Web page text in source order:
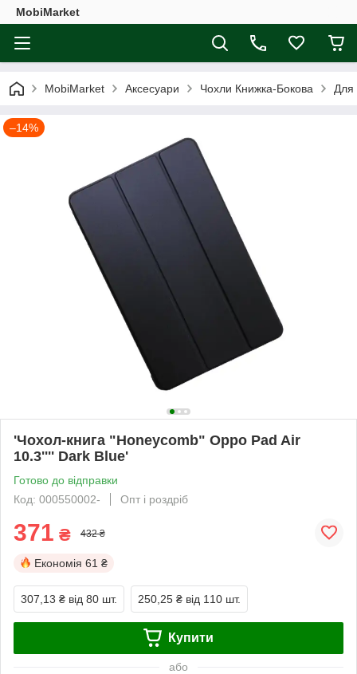
MobiMarket
MobiMarket Аксесуари Чохли Книжка-Бокова Для
–14%
'Чохол-книга "Honeycomb" Oppo Pad Air
10.3'''' Dark Blue'
Готово до відправки
Код: 000550002-
Опт і роздріб
371 ₴ 432 ₴
Економія 61 ₴
307,13 ₴ від 80 шт. 250,25 ₴ від 110 шт.
Купити
або